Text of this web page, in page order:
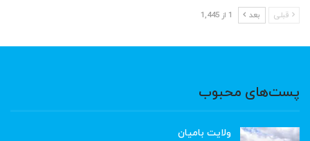
قبلی بعد 1 از 1,445
پست‌های محبوب
ولایت بامیان